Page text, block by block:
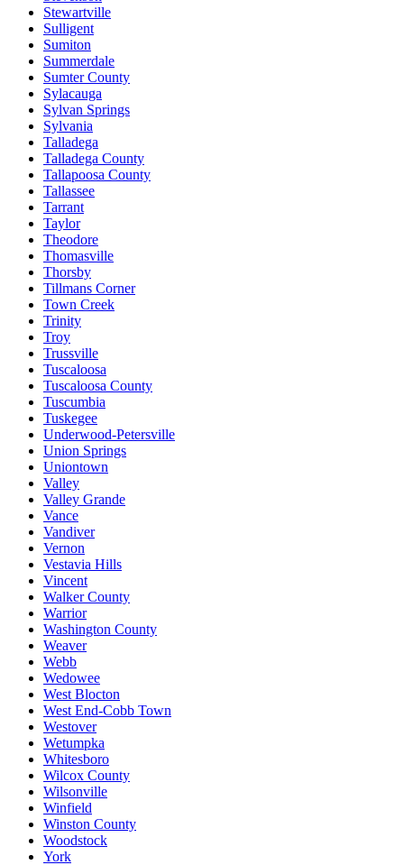
Stewartville
Sulligent
Sumiton
Summerdale
Sumter County
Sylacauga
Sylvan Springs
Sylvania
Talladega
Talladega County
Tallapoosa County
Tallassee
Tarrant
Taylor
Theodore
Thomasville
Thorsby
Tillmans Corner
Town Creek
Trinity
Troy
Trussville
Tuscaloosa
Tuscaloosa County
Tuscumbia
Tuskegee
Underwood-Petersville
Union Springs
Uniontown
Valley
Valley Grande
Vance
Vandiver
Vernon
Vestavia Hills
Vincent
Walker County
Warrior
Washington County
Weaver
Webb
Wedowee
West Blocton
West End-Cobb Town
Westover
Wetumpka
Whitesboro
Wilcox County
Wilsonville
Winfield
Winston County
Woodstock
York